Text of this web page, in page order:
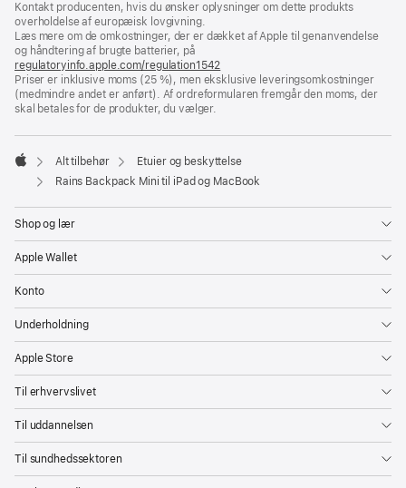
Kontakt producenten, hvis du ønsker oplysninger om dette produkts
overholdelse af europæisk lovgivning.
Læs mere om de omkostninger, der er dækket af Apple til genanvendelse
og håndtering af brugte batterier, på
regulatoryinfo.apple.com/regulation1542
i
et
Priser er inklusive moms (25 %), men eksklusive leveringsomkostninger
(medmindre andet er anført). Af ordreformularen fremgår den moms, der
skal betales for de produkter, du vælger.
Apple
Alt tilbehør
Etuier og beskyttelse
Rains Backpack Mini til iPad og MacBook
Shop og lær
Apple Wallet
Konto
Underholdning
Apple Store
Til erhvervslivet
Til uddannelsen
Til sundhedssektoren